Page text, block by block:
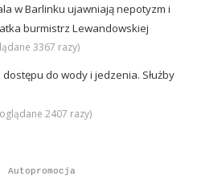
w Barlinku ujawniają nepotyzm i
burmistrz Lewandowskiej
3367 razy)
do wody i jedzenia. Służby
2407 razy)
Autopromocja